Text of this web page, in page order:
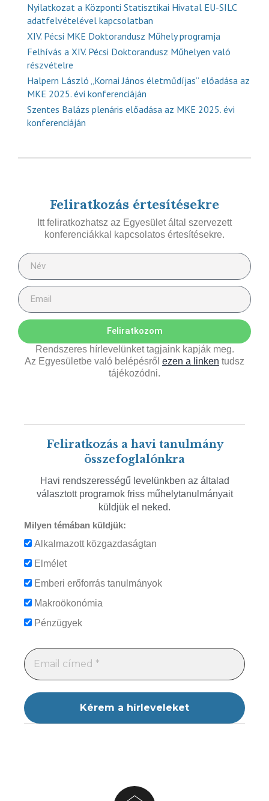
Nyilatkozat a Központi Statisztikai Hivatal EU-SILC
adatfelvételével kapcsolatban
XIV. Pécsi MKE Doktorandusz Műhely programja
Felhívás a XIV. Pécsi Doktorandusz Műhelyen való
részvételre
Halpern László „Kornai János életműdíjas” előadása az
MKE 2025. évi konferenciáján
Szentes Balázs plenáris előadása az MKE 2025. évi
konferenciáján
Feliratkozás értesítésekre
Itt feliratkozhatsz az Egyesület által szervezett
konferenciákkal kapcsolatos értesítésekre.
Feliratkozom
Rendszeres hírlevelünket tagjaink kapják meg.
Az Egyesületbe való belépésről ezen a linken tudsz
tájékozódni.
Feliratkozás a havi tanulmány
összefoglalónkra
Havi rendszerességű levelünkben az általad
választott programok friss műhelytanulmányait
küldjük el neked.
Milyen témában küldjük:
Alkalmazott közgazdaságtan
Elmélet
Emberi erőforrás tanulmányok
Makroökonómia
Pénzügyek